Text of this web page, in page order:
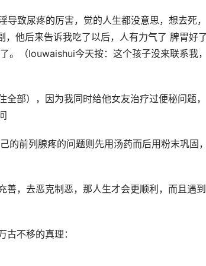
致尿疼的厉害，觉的人生都没意思，想去死，
他后来告诉我吃了以后，人有力气了 脾胃好了
。（louwaishui今天按：这个孩子没来联系我，
全部），因为我同时给他女友治疗过便秘问题
前列腺疼的问题则先用汤药而后用粉末巩固，
，去恶克制恶，那人生才会更顺利，而且遇
不移的真理：